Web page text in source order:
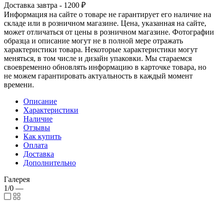
Доставка завтра - 1200 ₽
Информация на сайте о товаре не гарантирует его наличие на
складе или в розничном магазине. Цена, указанная на сайте,
может отличаться от цены в розничном магазине. Фотографии
образца и описание могут не в полной мере отражать
характеристики товара. Некоторые характеристики могут
меняться, в том числе и дизайн упаковки. Мы стараемся
своевременно обновлять информацию в карточке товара, но
не можем гарантировать актуальность в каждый момент
времени.
Описание
Характеристики
Наличие
Отзывы
Как купить
Оплата
Доставка
Дополнительно
Галерея
1/0 —